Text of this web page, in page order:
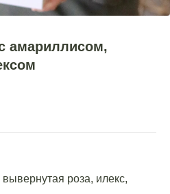
амариллисом,
роза, илекс,